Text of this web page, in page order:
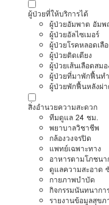
ผู้ป่วยที่ให้บริการได้
ผู้ป่วยอัมพาต อัมพ
ผู้ป่วยอัลไซเมอร์
ผู้ป่วยโรคหลอดเลื
ผู้ป่วยติดเตียง
ผู้ป่วยเส้นเลือดสม
ผู้ป่วยที่มาพักฟื้นท
ผู้ป่วยพักฟื้นหลังผ่
สิ่งอำนวยความสะดวก
ทีมดูแล 24 ชม.
พยาบาลวิชาชีพ
กล้องวงจรปิด
แพทย์เฉพาะทาง
อาหารตามโภชนา
ดูแลความสะอาด
กายภาพบำบัด
กิจกรรมนันทนากา
รายงานข้อมูลสุขภ